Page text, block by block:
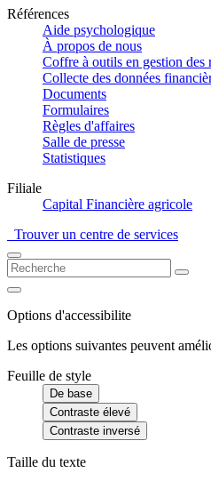
Références
Aide psychologique
À propos de nous
Coffre à outils en gestion des
Collecte des données
Documents
Formulaires
Règles d'affaires
Salle de presse
Statistiques
Filiale
Capital Financière agricole
Trouver un centre de services
Options d'accessibilite
Les options suivantes peuvent
Feuille de style
De base
Contraste élevé
Contraste inversé
Taille du texte